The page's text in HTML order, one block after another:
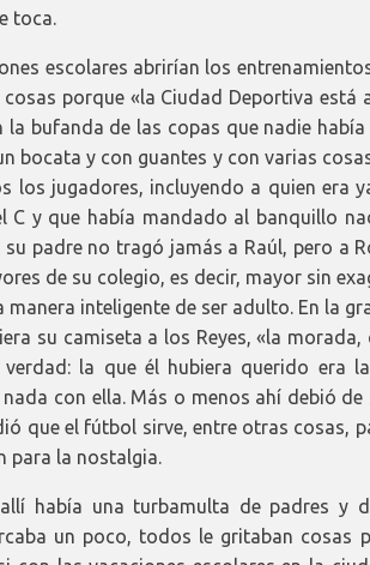
toca.
escolares abrirían los
porque «la Ciudad Deportiva está
bufanda de las copas que nadie
bocata y con guantes y con varias
los jugadores, incluyendo a quien era
C y que había mandado al banquillo
padre no tragó jamás a Raúl, pero a
de su colegio, es decir, mayor sin
manera inteligente de ser adulto. En la
su camiseta a los Reyes, «la
la que él hubiera querido era
con ella. Más o menos ahí debió
que el fútbol sirve, entre otras cosas,
para la nostalgia.
había una turbamulta de padres y
un poco, todos le gritaban cosas